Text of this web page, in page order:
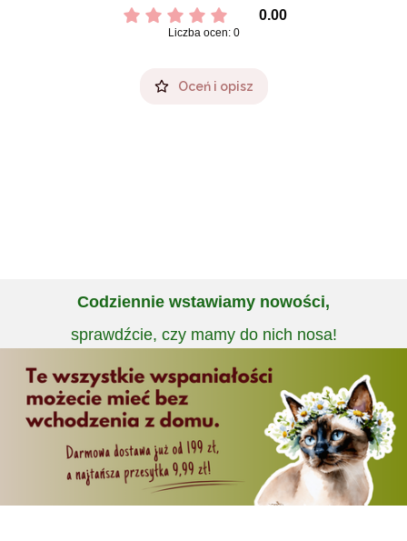
0.00
Liczba ocen: 0
Oceń i opisz
Codziennie wstawiamy nowości,
sprawdźcie, czy mamy do nich nosa!